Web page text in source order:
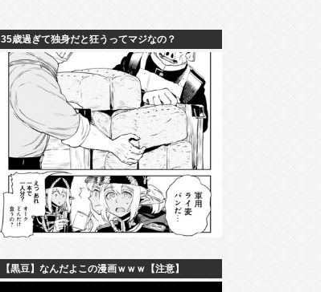
35歳過ぎて独身だと狂うってマジなの？
【黒豆】なんだよこの漫画ｗｗｗ【注意】